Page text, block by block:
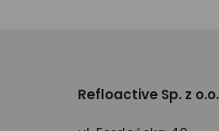
Refloactive Sp. z o.o.